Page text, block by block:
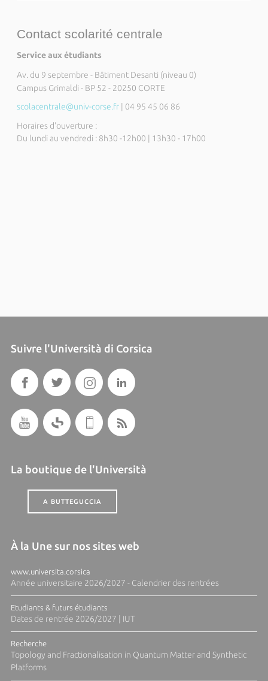
Contact scolarité centrale
Service aux étudiants
Av. du 9 septembre - Bâtiment Desanti (niveau 0)
Campus Grimaldi - BP 52 - 20250 CORTE
scolacentrale@univ-corse.fr
| 04 95 45 06 86
Horaires d'ouverture :
Du lundi au vendredi : 8h30 -12h00 | 13h30 - 17h00
Suivre l'Università di Corsica
La boutique de l'Università
A BUTTEGUCCIA
À la Une sur nos sites web
www.universita.corsica
Année universitaire 2026/2027 - Calendrier des rentrées
Etudiants & futurs étudiants
Dates de rentrée 2026/2027 | IUT
Recherche
Topology and Fractionalisation in Quantum Matter and Synthetic
Platforms